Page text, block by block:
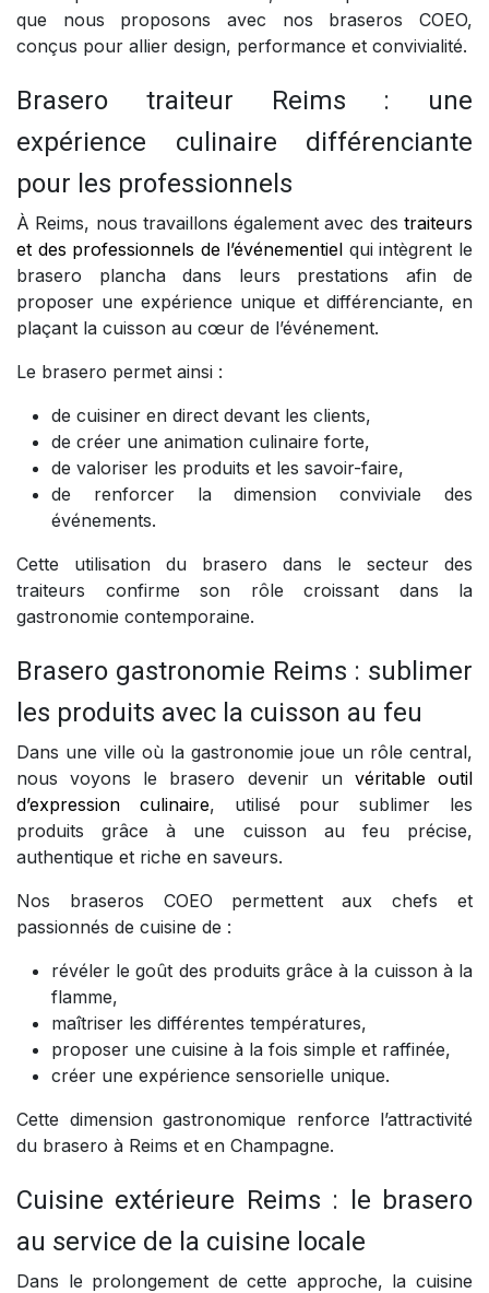
que nous proposons avec nos braseros COEO,
conçus pour allier design, performance et convivialité.
Brasero traiteur Reims : une
expérience culinaire différenciante
pour les professionnels
À Reims, nous travaillons également avec des traiteurs
et des professionnels de l’événementiel qui intègrent le
brasero plancha dans leurs prestations afin de
proposer une expérience unique et différenciante, en
plaçant la cuisson au cœur de l’événement.
Le brasero permet ainsi :
de cuisiner en direct devant les clients,
de créer une animation culinaire forte,
de valoriser les produits et les savoir-faire,
de renforcer la dimension conviviale des
événements.
Cette utilisation du brasero dans le secteur des
traiteurs confirme son rôle croissant dans la
gastronomie contemporaine.
Brasero gastronomie Reims : sublimer
les produits avec la cuisson au feu
Dans une ville où la gastronomie joue un rôle central,
nous voyons le brasero devenir un véritable outil
d’expression culinaire, utilisé pour sublimer les
produits grâce à une cuisson au feu précise,
authentique et riche en saveurs.
Nos braseros COEO permettent aux chefs et
passionnés de cuisine de :
révéler le goût des produits grâce à la cuisson à la
flamme,
maîtriser les différentes températures,
proposer une cuisine à la fois simple et raffinée,
créer une expérience sensorielle unique.
Cette dimension gastronomique renforce l’attractivité
du brasero à Reims et en Champagne.
Cuisine extérieure Reims : le brasero
au service de la cuisine locale
Dans le prolongement de cette approche, la cuisine